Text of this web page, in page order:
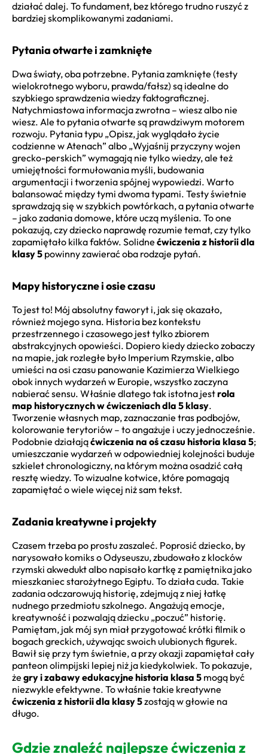
działać dalej. To fundament, bez którego trudno ruszyć z
bardziej skomplikowanymi zadaniami.
Pytania otwarte i zamknięte
Dwa światy, oba potrzebne. Pytania zamknięte (testy
wielokrotnego wyboru, prawda/fałsz) są idealne do
szybkiego sprawdzenia wiedzy faktograficznej.
Natychmiastowa informacja zwrotna – wiesz albo nie
wiesz. Ale to pytania otwarte są prawdziwym motorem
rozwoju. Pytania typu „Opisz, jak wyglądało życie
codzienne w Atenach” albo „Wyjaśnij przyczyny wojen
grecko-perskich” wymagają nie tylko wiedzy, ale też
umiejętności formułowania myśli, budowania
argumentacji i tworzenia spójnej wypowiedzi. Warto
balansować między tymi dwoma typami. Testy świetnie
sprawdzają się w szybkich powtórkach, a pytania otwarte
– jako zadania domowe, które uczą myślenia. To one
pokazują, czy dziecko naprawdę rozumie temat, czy tylko
zapamiętało kilka faktów. Solidne ćwiczenia z historii dla
klasy 5 powinny zawierać oba rodzaje pytań.
Mapy historyczne i osie czasu
To jest to! Mój absolutny faworyt i, jak się okazało,
również mojego syna. Historia bez kontekstu
przestrzennego i czasowego jest tylko zbiorem
abstrakcyjnych opowieści. Dopiero kiedy dziecko zobaczy
na mapie, jak rozległe było Imperium Rzymskie, albo
umieści na osi czasu panowanie Kazimierza Wielkiego
obok innych wydarzeń w Europie, wszystko zaczyna
nabierać sensu. Właśnie dlatego tak istotna jestrola
map historycznych w ćwiczeniach dla 5 klasy.
Tworzenie własnych map, zaznaczanie tras podbojów,
kolorowanie terytoriów – to angażuje i uczy jednocześnie.
Podobnie działająćwiczenia na oś czasu historia klasa 5;
umieszczanie wydarzeń w odpowiedniej kolejności buduje
szkielet chronologiczny, na którym można osadzić całą
resztę wiedzy. To wizualne kotwice, które pomagają
zapamiętać o wiele więcej niż sam tekst.
Zadania kreatywne i projekty
Czasem trzeba po prostu zaszaleć. Poprosić dziecko, by
narysowało komiks o Odyseuszu, zbudowało z klocków
rzymski akwedukt albo napisało kartkę z pamiętnika jako
mieszkaniec starożytnego Egiptu. To działa cuda. Takie
zadania odczarowują historię, zdejmują z niej łatkę
nudnego przedmiotu szkolnego. Angażują emocje,
kreatywność i pozwalają dziecku „poczuć” historię.
Pamiętam, jak mój syn miał przygotować krótki filmik o
bogach greckich, używając swoich ulubionych figurek.
Bawił się przy tym świetnie, a przy okazji zapamiętał cały
panteon olimpijski lepiej niż ja kiedykolwiek. To pokazuje,
że gry i zabawy edukacyjne historia klasa 5 mogą być
niezwykle efektywne. To właśnie takie kreatywne
ćwiczenia z historii dla klasy 5zostają w głowie na
długo.
Gdzie znaleźć najlepsze ćwiczenia z